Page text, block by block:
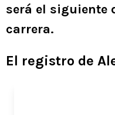
será el siguiente
carrera.
El registro de